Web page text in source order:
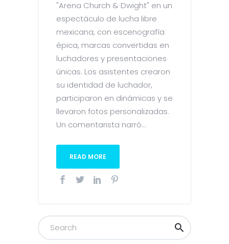
"Arena Church & Dwight" en un
espectáculo de lucha libre
mexicana, con escenografía
épica, marcas convertidas en
luchadores y presentaciones
únicas. Los asistentes crearon
su identidad de luchador,
participaron en dinámicas y se
llevaron fotos personalizadas.
Un comentarista narró...
READ MORE